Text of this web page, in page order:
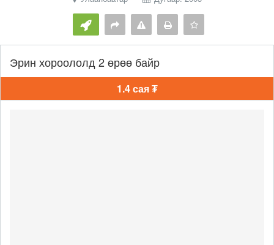
Эрин хороололд 2 өрөө байр
1.4 сая ₮